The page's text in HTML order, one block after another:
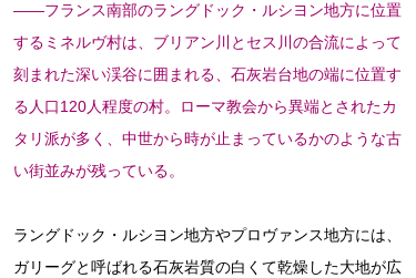
――フランス南部のラングドック・ルシヨン地方に位置
するミネルヴ村は、ブリアン川とセス川の合流によって
刻まれた深い渓谷に囲まれる、石灰岩台地の端に位置す
る人口120人程度の村。ローマ教会から異端とされたカ
タリ派が多く、中世から時が止まっているかのような古
い街並みが残っている。
ラングドック・ルシヨン地方やプロヴァンス地方には、
ガリーグと呼ばれる石灰岩質の白くて乾燥した大地が広